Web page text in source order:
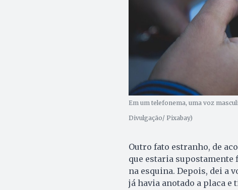
Em um telefonema, uma voz
Divulgação/ Pixabay)
Outro fato estranho, de
que estaria supostamente
na esquina. Depois, dei a
já havia anotado a placa e